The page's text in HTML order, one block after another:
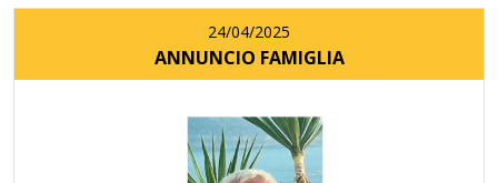
24/04/2025
ANNUNCIO FAMIGLIA